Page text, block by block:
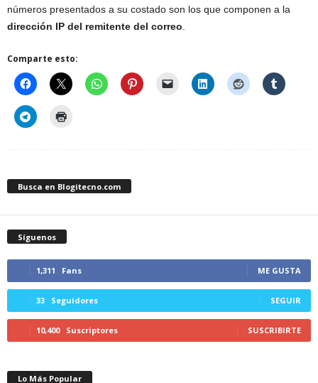
números presentados a su costado son los que componen a la
dirección IP del remitente del correo
Comparte esto:
Busca en Blogitecno.com
Síguenos
1,311 Fans ME GUSTA
33 Seguidores SEGUIR
10,400 Suscriptores SUSCRIBIRTE
Lo Más Popular